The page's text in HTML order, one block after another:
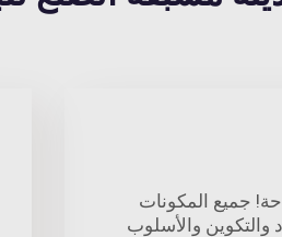
جميع المكونات
والتكوين والأسلوب